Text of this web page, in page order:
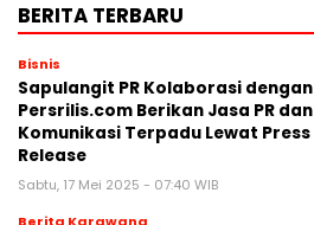
BERITA TERBARU
Bisnis
Sapulangit PR Kolaborasi dengan
Persrilis.com Berikan Jasa PR dan
Komunikasi Terpadu Lewat Press
Release
Sabtu, 17 Mei 2025 - 07:40 WIB